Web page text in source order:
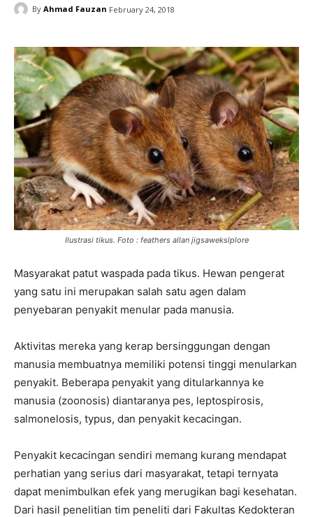
By Ahmad Fauzan February 24, 2018
Ilustrasi tikus. Foto : feathers allan jigsawekslplore
Masyarakat patut waspada pada tikus. Hewan pengerat
yang satu ini merupakan salah satu agen dalam
penyebaran penyakit menular pada manusia.
Aktivitas mereka yang kerap bersinggungan dengan
manusia membuatnya memiliki potensi tinggi menularkan
penyakit. Beberapa penyakit yang ditularkannya ke
manusia (zoonosis) diantaranya pes, leptospirosis,
salmonelosis, typus, dan penyakit kecacingan.
Penyakit kecacingan sendiri memang kurang mendapat
perhatian yang serius dari masyarakat, tetapi ternyata
dapat menimbulkan efek yang merugikan bagi kesehatan.
Dari hasil penelitian tim peneliti dari Fakultas Kedokteran